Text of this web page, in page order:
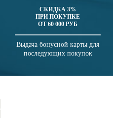
СКИДКА 3%
ПРИ ПОКУПКЕ
ОТ 60 000 РУБ
Выдача бонусной карты для
последующих покупок